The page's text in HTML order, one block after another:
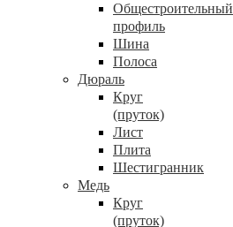
Общестроительный
профиль
Шина
Полоса
Дюраль
Круг
(пруток)
Лист
Плита
Шестигранник
Медь
Круг
(пруток)